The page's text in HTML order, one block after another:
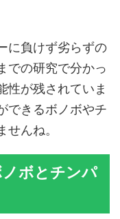
に負けず劣らずの
での研究で分かっ
性が残されていま
できるボノボやチ
んね。
ボとチンパ